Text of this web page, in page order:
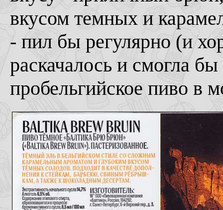
вкусом темных и
- пил бы регулярно (и
раскачалось и смогла
пробельгийское пиво в